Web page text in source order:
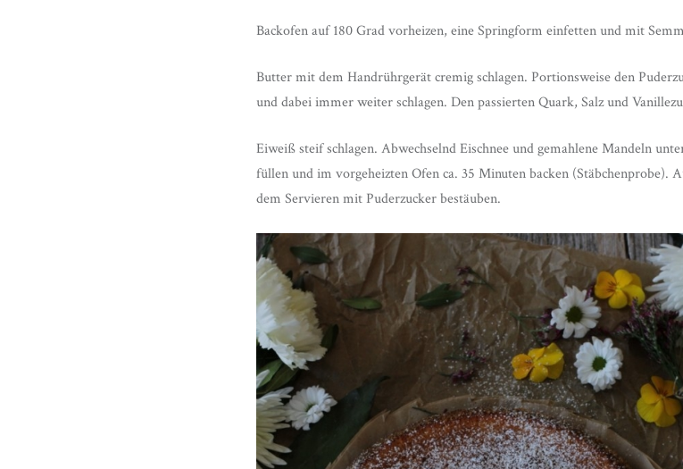
Backofen auf 180 Grad vorheizen, eine Springform einfetten und mit
Butter mit dem Handrührgerät cremig schlagen. Portionsweise den
und dabei immer weiter schlagen. Den passierten Quark, Salz und
Eiweiß steif schlagen. Abwechselnd Eischnee und gemahlene Mandeln
füllen und im vorgeheizten Ofen ca. 35 Minuten backen (Stäbchenprobe).
dem Servieren mit Puderzucker bestäuben.